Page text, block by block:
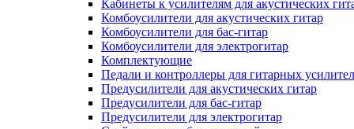
Кабинеты к усилителям для акустических
Комбоусилители для акустических гитар
Комбоусилители для бас-гитар
Комбоусилители для электрогитар
Комплектующие
Педали и контроллеры для гитарных
Предусилители для акустических гитар
Предусилители для бас-гитар
Предусилители для электрогитар